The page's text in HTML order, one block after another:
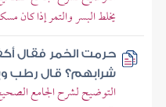
يخلط البسر والتمر إذا كان
حرمت الخمر فقال
شرابهم؟ قال رطب
التوضيح لشرح الجامع